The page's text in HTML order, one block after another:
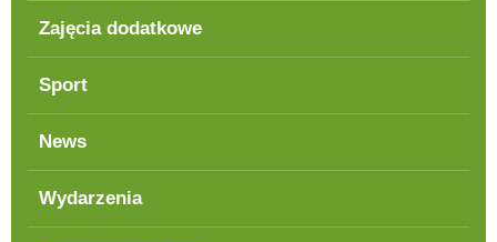
Zajęcia dodatkowe
Sport
News
Wydarzenia